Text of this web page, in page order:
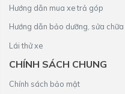
Hướng dẫn mua xe trả góp
Hướng dẫn bảo dưỡng, sửa chữa
Lái thử xe
CHÍNH SÁCH CHUNG
Chính sách bảo mật